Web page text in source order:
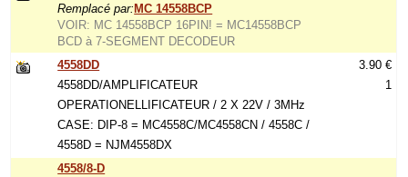
Remplacé par: MC 14558BCP
VOIR: MC 14558BCP 16PIN! = MC14558BCP
BCD à 7-SEGMENT DECODEUR
4558DD
4558DD/AMPLIFICATEUR
OPERATIONELLIFICATEUR / 2 X 22V / 3MHz
CASE: DIP-8 = MC4558C/MC4558CN / 4558C /
4558D = NJM4558DX
3.90 €
1
4558/8-D